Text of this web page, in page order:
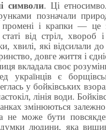
символи. Ці
позначали
промені і крапки — це
статі від стріл,
хвилі, які відсилали
довге життя і
вкладала своє
українців є
у бойківських
лінія води.
змінюються залежно
не може бути
думки людини, яка